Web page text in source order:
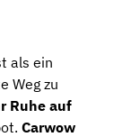
als ein
Weg zu
Ruhe auf
Carwow